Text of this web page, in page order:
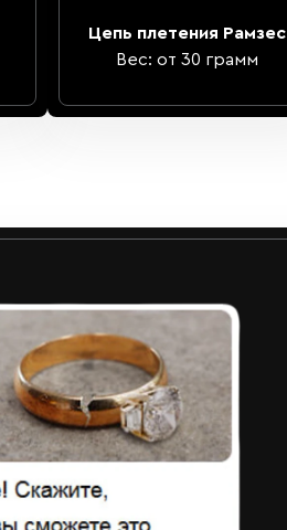
Цепь плетения Рамзес
Вес: от 30 грамм